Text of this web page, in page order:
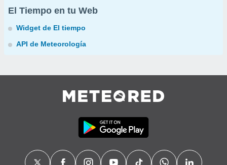
El Tiempo en tu Web
Widget de El tiempo
API de Meteorología